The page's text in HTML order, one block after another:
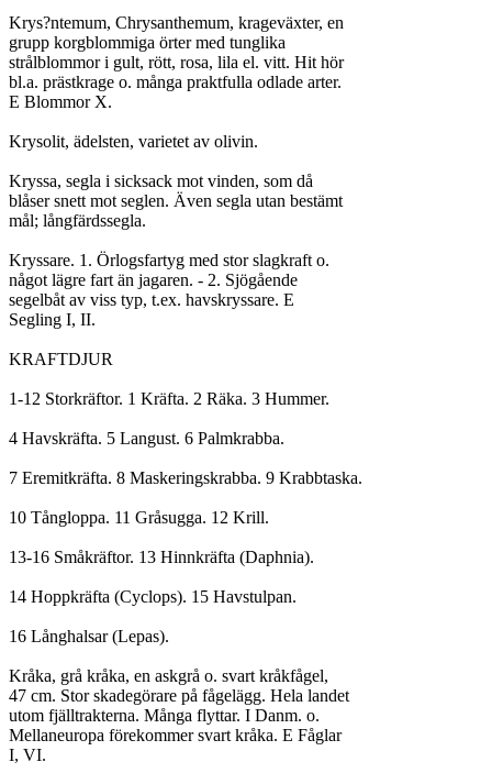
Krys?ntemum, Chrysanthemum, krageväxter, en
grupp korgblommiga örter med tunglika
strålblommor i gult, rött, rosa, lila el. vitt. Hit hör
bl.a. prästkrage o. många praktfulla odlade arter.
E Blommor X.
Krysolit, ädelsten, varietet av olivin.
Kryssa, segla i sicksack mot vinden, som då
blåser snett mot seglen. Även segla utan bestämt
mål; långfärdssegla.
Kryssare. 1. Örlogsfartyg med stor slagkraft o.
något lägre fart än jagaren. - 2. Sjögående
segelbåt av viss typ, t.ex. havskryssare. E
Segling I, II.
KRAFTDJUR
1-12 Storkräftor. 1 Kräfta. 2 Räka. 3 Hummer.
4 Havskräfta. 5 Langust. 6 Palmkrabba.
7 Eremitkräfta. 8 Maskeringskrabba. 9 Krabbtaska.
10 Tångloppa. 11 Gråsugga. 12 Krill.
13-16 Småkräftor. 13 Hinnkräfta (Daphnia).
14 Hoppkräfta (Cyclops). 15 Havstulpan.
16 Långhalsar (Lepas).
Kråka, grå kråka, en askgrå o. svart kråkfågel,
47 cm. Stor skadegörare på fågelägg. Hela landet
utom fjälltrakterna. Många flyttar. I Danm. o.
Mellaneuropa förekommer svart kråka. E Fåglar
I, VI.